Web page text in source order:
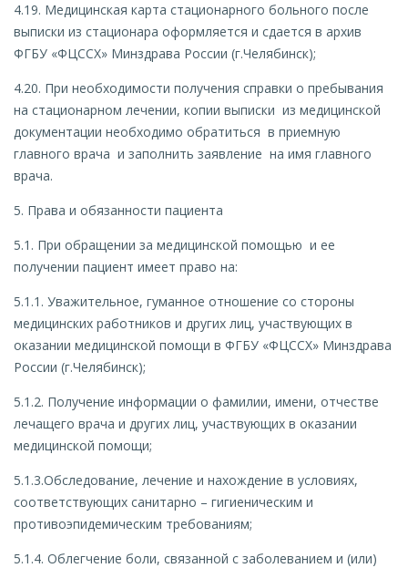
4.19. Медицинская карта стационарного больного после
выписки из стационара оформляется и сдается в архив
ФГБУ «ФЦССХ» Минздрава России (г.Челябинск);
4.20. При необходимости получения справки о пребывания
на стационарном лечении, копии выписки из медицинской
документации необходимо обратиться в приемную
главного врача и заполнить заявление на имя главного
врача.
5. Права и обязанности пациента
5.1. При обращении за медицинской помощью и ее
получении пациент имеет право на:
5.1.1. Уважительное, гуманное отношение со стороны
медицинских работников и других лиц, участвующих в
оказании медицинской помощи в ФГБУ «ФЦССХ» Минздрава
России (г.Челябинск);
5.1.2. Получение информации о фамилии, имени, отчестве
лечащего врача и других лиц, участвующих в оказании
медицинской помощи;
5.1.3.Обследование, лечение и нахождение в условиях,
соответствующих санитарно – гигиеническим и
противоэпидемическим требованиям;
5.1.4. Облегчение боли, связанной с заболеванием и (или)